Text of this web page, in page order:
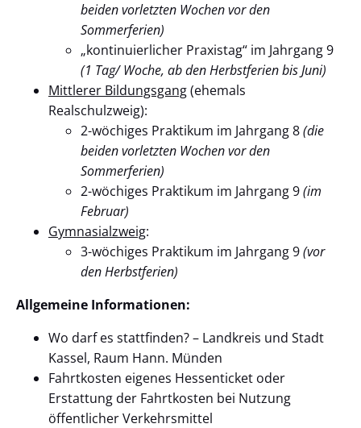
beiden vorletzten Wochen vor den
Sommerferien)
„kontinuierlicher Praxistag“ im Jahrgang 9
(1 Tag/ Woche, ab den Herbstferien bis Juni)
Mittlerer Bildungsgang(ehemals
Realschulzweig):
2-wöchiges Praktikum im Jahrgang 8(die
beiden vorletzten Wochen vor den
Sommerferien)
2-wöchiges Praktikum im Jahrgang 9(im
Februar)
Gymnasialzweig:
3-wöchiges Praktikum im Jahrgang 9(vor
den Herbstferien)
Allgemeine Informationen:
Wo darf es stattfinden? – Landkreis und Stadt
Kassel, Raum Hann. Münden
Fahrtkosten eigenes Hessenticket oder
Erstattung der Fahrtkosten bei Nutzung
öffentlicher Verkehrsmittel